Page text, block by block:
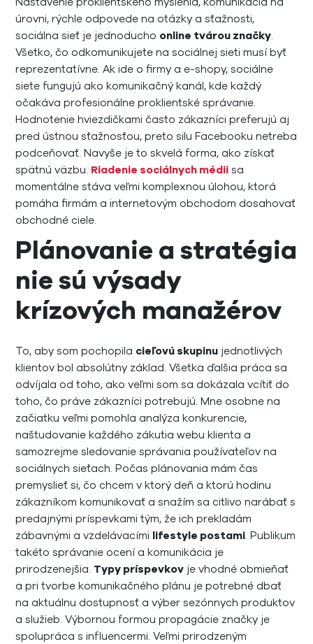
úrovni, rýchle odpovede na otázky a sťažnosti,
sociálna sieť je jednoducho online tvárou značky.
Všetko, čo odkomunikujete na sociálnej sieti musí byť
reprezentatívne. Ak ide o firmy a e-shopy, sociálne
siete fungujú ako komunikačný kanál, kde každý
očakáva profesionálne proklientské správanie.
Hodnotenie hviezdičkami často zákazníci preferujú aj
pred ústnou sťažnosťou, preto silu Facebooku netreba
podceňovať. Navyše je to skvelá forma, ako získať
spätnú väzbu. Riadenie sociálnych médii sa
momentálne stáva veľmi komplexnou úlohou, ktorá
pomáha firmám a internetovým obchodom dosahovať
obchodné ciele.
Plánovanie a stratégia
nie sú výsady
krízových manažérov
To, aby som pochopila cieľovú skupinu jednotlivých
klientov bol absolútny základ. Všetka ďalšia práca sa
odvíjala od toho, ako veľmi som sa dokázala vcítiť do
toho, čo práve zákazníci potrebujú. Mne osobne na
začiatku veľmi pomohla analýza konkurencie,
naštudovanie každého zákutia webu klienta a
samozrejme sledovanie správania používateľov na
sociálnych sieťach. Počas plánovania mám čas
premyslieť si, čo chcem v ktorý deň a ktorú hodinu
zákazníkom komunikovať a snažím sa citlivo narábať s
predajnými príspevkami tým, že ich prekladám
zábavnými a vzdelávacími lifestyle postami. Publikum
takéto správanie ocení a komunikácia je
prirodzenejšia. Typy príspevkov je vhodné obmieňať
a pri tvorbe komunikačného plánu je potrebné dbať
na aktuálnu dostupnosť a výber sezónnych produktov
a služieb. Výbornou formou propagácie značky je
spolupráca s influencermi. Veľmi prirodzeným